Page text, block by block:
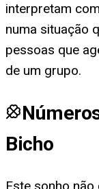
interpretam
numa situação
pessoas que
de um grupo.
Bicho
Este sonho